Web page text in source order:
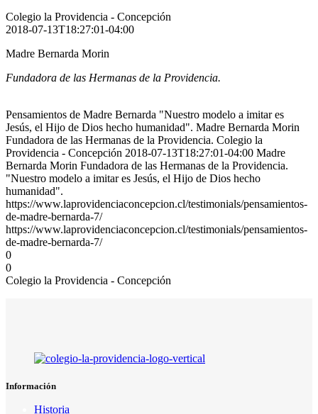
Colegio la Providencia - Concepción
2018-07-13T18:27:01-04:00
Madre Bernarda Morin
Fundadora de las Hermanas de la Providencia.
Pensamientos de Madre Bernarda "Nuestro modelo a imitar es
Jesús, el Hijo de Dios hecho humanidad". Madre Bernarda Morin
Fundadora de las Hermanas de la Providencia. Colegio la
Providencia - Concepción 2018-07-13T18:27:01-04:00 Madre
Bernarda Morin Fundadora de las Hermanas de la Providencia.
"Nuestro modelo a imitar es Jesús, el Hijo de Dios hecho
humanidad".
https://www.laprovidenciaconcepcion.cl/testimonials/pensamientos-
de-madre-bernarda-7/
https://www.laprovidenciaconcepcion.cl/testimonials/pensamientos-
de-madre-bernarda-7/
0
0
Colegio la Providencia - Concepción
Información
Historia